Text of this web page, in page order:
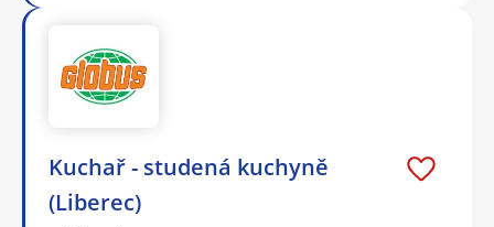
Kuchař - studená kuchyně
(Liberec)